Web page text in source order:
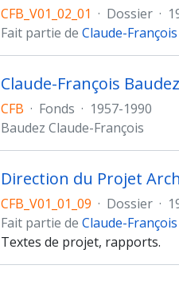
CFB_V01_02_01 · Dossier ·
Fait partie de Claude-
Claude-François
CFB · Fonds · 1957-1990
Baudez Claude-François
Direction du Projet
CFB_V01_01_09 · Dossier ·
Fait partie de Claude-
Textes de projet, rapports.